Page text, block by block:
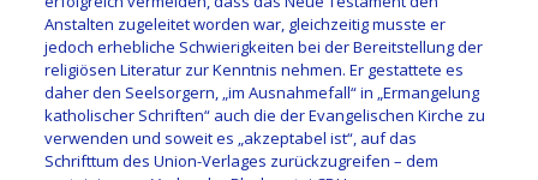
Anstalten zugeleitet worden war, gleichzeitig musste er
jedoch erhebliche Schwierigkeiten bei der Bereitstellung der
religiösen Literatur zur Kenntnis nehmen. Er gestattete es
daher den Seelsorgern, „im Ausnahmefall“ in „Ermangelung
katholischer Schriften“ auch die der Evangelischen Kirche zu
verwenden und soweit es „akzeptabel ist“, auf das
Schrifttum des Union-Verlages zurückzugreifen – dem